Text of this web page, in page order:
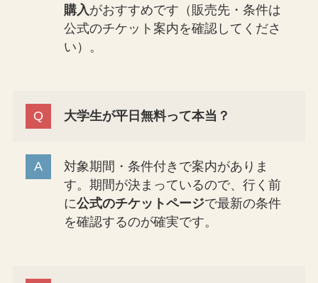
購入がおすすめです（販売先・条件は
公式のチケット案内を確認してくださ
い）。
大学生が平日無料って本当？
対象期間・条件付きで案内がありま
す。期間が決まっているので、行く前
に公式のチケットページで最新の条件
を確認するのが確実です。